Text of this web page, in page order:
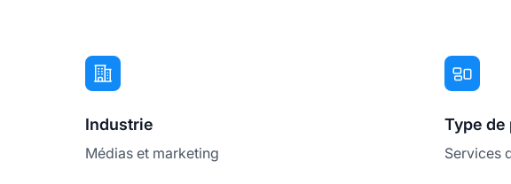
Industrie
Médias et marketing
Type
Services